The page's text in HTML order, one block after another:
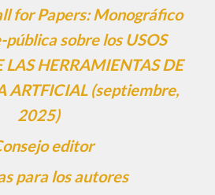
for Papers: Monográfico
pública sobre los USOS
LAS HERRAMIENTAS DE
ARTFICIAL (septiembre,
2025)
editor
para los autores